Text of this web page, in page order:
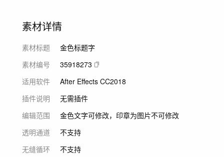
素材详情
素材标题
金色标题字
素材编号
35918273
适用软件
After Effects CC2018
插件说明
无需插件
编辑范围
金色文字可修改，印章为图片不可修改
透明通道
不支持
无缝循环
不支持